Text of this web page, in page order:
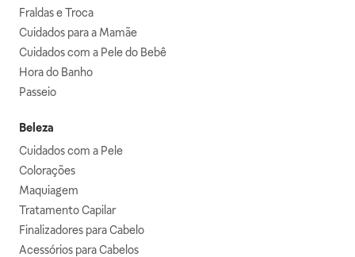
Fraldas e Troca
Cuidados para a Mamãe
Cuidados com a Pele do Bebê
Hora do Banho
Passeio
Beleza
Cuidados com a Pele
Colorações
Maquiagem
Tratamento Capilar
Finalizadores para Cabelo
Acessórios para Cabelos